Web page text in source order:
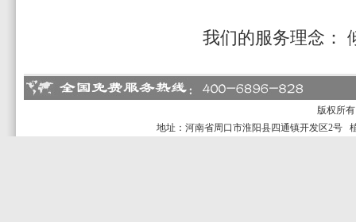
我们的服务理念：
版权所
地址：河南省周口市淮阳县四通镇开发区2号